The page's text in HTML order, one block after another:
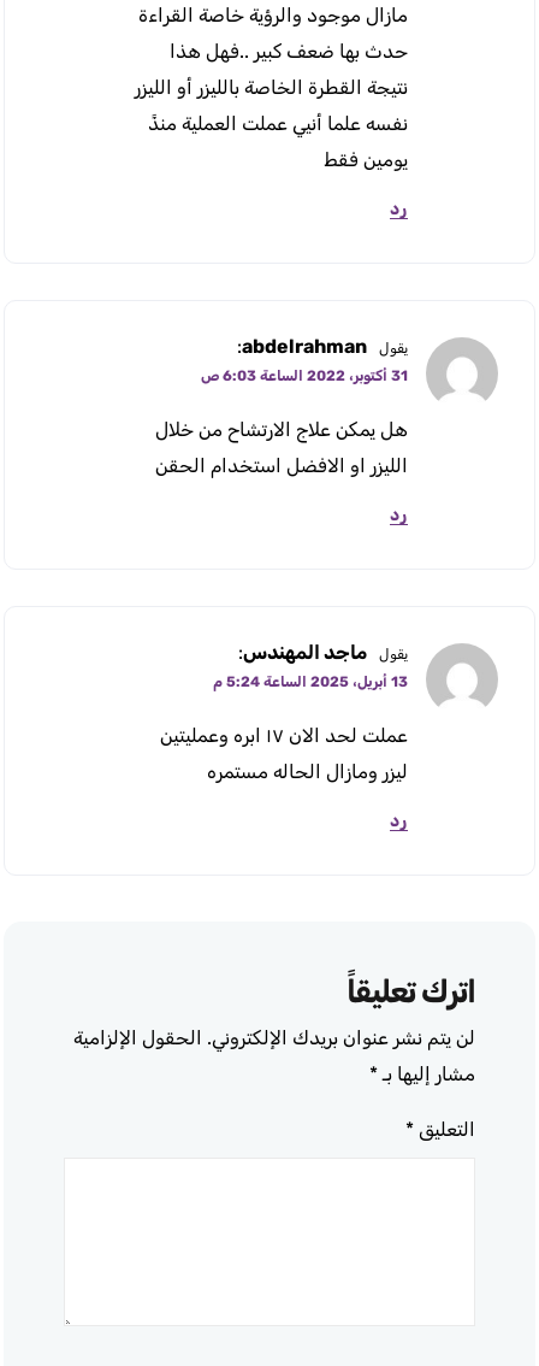
مازال موجود والرؤية خاصة القراءة
حدث بها ضعف كبير ..فهل هذا
نتيجة القطرة الخاصة بالليزر أو الليزر
نفسه علما أنيي عملت العملية منذً
يومين فقط
رد
يقول abdelrahman
:
31 أكتوبر، 2022 الساعة 6:03 ص
هل يمكن علاج الارتشاح من خلال
الليزر او الافضل استخدام الحقن
رد
يقول ماجد المهندس:
13 أبريل، 2025 الساعة 5:24 م
عملت لحد الان ١٧ ابره وعمليتين
ليزر ومازال الحاله مستمره
رد
اترك تعليقاً
لن يتم نشر عنوان بريدك الإلكتروني. الحقول الإلزامية
مشار إليها بـ*
التعليق *